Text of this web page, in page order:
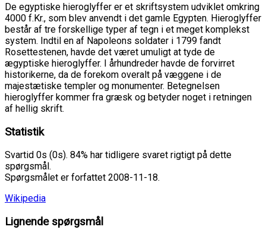
De egyptiske hieroglyffer er et skriftsystem udviklet omkring
4000 f.Kr., som blev anvendt i det gamle Egypten. Hieroglyffer
består af tre forskellige typer af tegn i et meget komplekst
system. Indtil en af Napoleons soldater i 1799 fandt
Rosettestenen, havde det været umuligt at tyde de
ægyptiske hieroglyffer. I århundreder havde de forvirret
historikerne, da de forekom overalt på væggene i de
majestætiske templer og monumenter. Betegnelsen
hieroglyffer kommer fra græsk og betyder noget i retningen
af hellig skrift.
Statistik
Svartid 0s (0s). 84% har tidligere svaret rigtigt på dette
spørgsmål.
Spørgsmålet er forfattet 2008-11-18.
Wikipedia
Lignende spørgsmål